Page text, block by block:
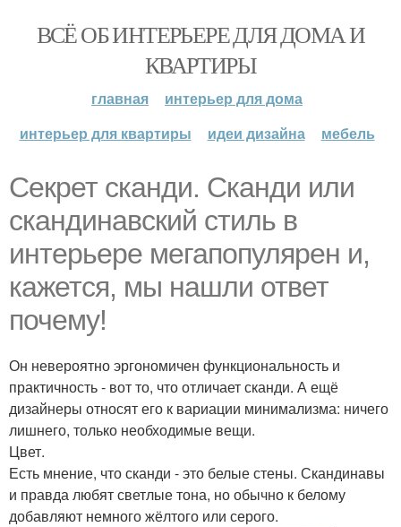
ВСЁ ОБ ИНТЕРЬЕРЕ ДЛЯ ДОМА И
КВАРТИРЫ
главная
интерьер для дома
интерьер для квартиры
идеи дизайна мебель
Секрет сканди. Сканди или
скандинавский стиль в
интерьере мегапопулярен и,
кажется, мы нашли ответ
почему!
Он невероятно эргономичен функциональность и
практичность - вот то, что отличает сканди. А ещё
дизайнеры относят его к вариации минимализма: ничего
лишнего, только необходимые вещи.
Цвет.
Есть мнение, что сканди - это белые стены. Скандинавы
и правда любят светлые тона, но обычно к белому
добавляют немного жёлтого или серого.